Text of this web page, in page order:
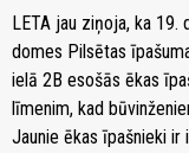
LETA jau ziņoja, ka
domes Pilsētas
ielā 2B esošās ēkas
līmenim, kad
Jaunie ēkas īpašnieki ir